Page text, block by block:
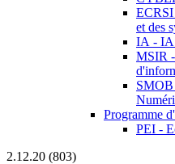
ECRSI
et des
IA - IA
MSIR -
SMOB
Programme
PEI -
2.12.20 (803)